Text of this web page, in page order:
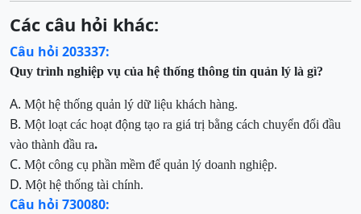
Các câu hỏi khác:
Câu hỏi 203337:
Quy trình nghiệp vụ của hệ thống thông tin quản lý là gì?
A. Một hệ thống quản lý dữ liệu khách hàng.
B. Một loạt các hoạt động tạo ra giá trị bằng cách chuyển đổi đầu
vào thành đầu ra.
C. Một công cụ phần mềm để quản lý doanh nghiệp.
D. Một hệ thống tài chính.
Câu hỏi 730080: